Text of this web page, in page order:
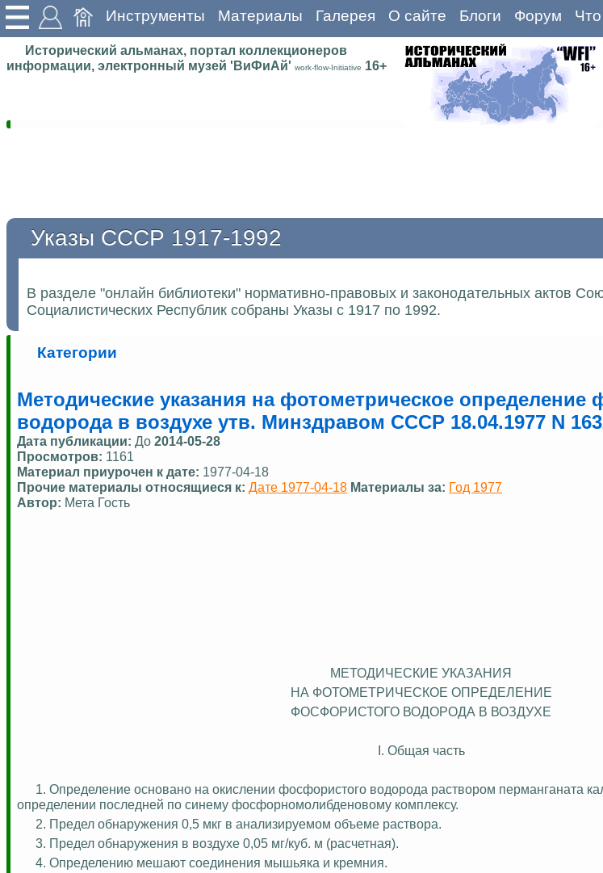
Инструменты Материалы Галерея О сайте Блоги Форум
Исторический альманах, портал коллекционеров
информации, электронный музей 'ВиФиАй' work-flow-Initiative 16+
Указы СССР 1917-1992
В разделе "онлайн библиотеки" нормативно-правовых и законодательных актов
Социалистических Республик собраны Указы с 1917 по 1992.
Категории
Методические указания на фотометрическое определение
водорода в воздухе утв. Минздравом СССР 18.04.1977 N
Дата публикации: До 2014-05-28
Просмотров: 1161
Материал приурочен к дате: 1977-04-18
Прочие материалы относящиеся к: Дате 1977-04-18 Материалы за: Год 1977
Автор: Мета Гость
МЕТОДИЧЕСКИЕ УКАЗАНИЯ
НА ФОТОМЕТРИЧЕСКОЕ ОПРЕДЕЛЕНИЕ
ФОСФОРИСТОГО ВОДОРОДА В ВОЗДУХЕ
I. Общая часть
1. Определение основано на окислении фосфористого водорода раствором перманганата
определении последней по синему фосфорномолибденовому комплексу.
2. Предел обнаружения 0,5 мкг в анализируемом объеме раствора.
3. Предел обнаружения в воздухе 0,05 мг/куб. м (расчетная).
4. Определению мешают соединения мышьяка и кремния.